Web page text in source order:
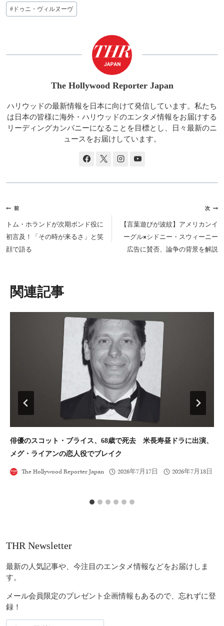
タ
グ:
# ドゥニ・ヴィルヌーヴ
The Hollywood Reporter Japan
ハリウッドの最新情報を日本に向けて発信しています。私たち
は日本の皆様に海外・ハリウッドのエンタメ情報をお届けする
リーディングカンパニーになることを目標とし、日々最新のニ
ュースをお届けしています。
投
稿
ナ
ビ
シ
ョ
ン
前
トム・ホランドが次期ボンド役に
初言及！「その時が来るさ」と笑
顔で語る
次
【言葉遊びが波紋】アメリカンイ
ーグル×シドニー・スウィーニー
広告に賛否、論争の背景を解説
類似投稿
俳優のスコット・ブライス、68歳で死去 米長寿昼ドラに出演、
メグ・ライアンの恋人役でブレイク
The Hollywood Reporter Japan 2026年7月17日 2026年7月18日
THR Newsletter
最新の人気記事や、今注目のエンタメ情報などをお届けしま
す。
メール会員限定のプレゼント企画情報もあるので、忘れずに登
録！